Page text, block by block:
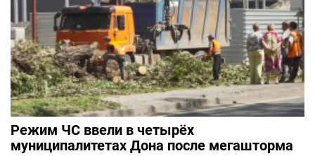
Режим ЧС ввели в четырёх
муниципалитетах Дона после мегашторма